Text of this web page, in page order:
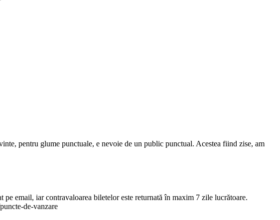
pentru glume punctuale, e nevoie de un public punctual. Acestea fiind zise, am
email, iar contravaloarea biletelor este returnată în maxim 7 zile lucrătoare.
de-vanzare